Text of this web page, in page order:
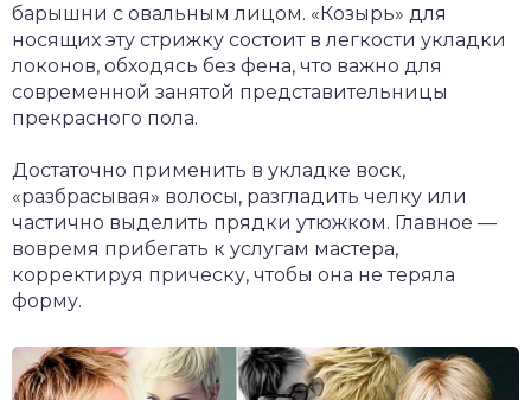
барышни с овальным лицом. «Козырь» для
носящих эту стрижку состоит в легкости укладки
локонов, обходясь без фена, что важно для
современной занятой представительницы
прекрасного пола.
Достаточно применить в укладке воск,
«разбрасывая» волосы, разгладить челку или
частично выделить прядки утюжком. Главное —
вовремя прибегать к услугам мастера,
корректируя прическу, чтобы она не теряла
форму.